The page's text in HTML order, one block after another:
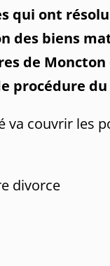
qui ont
des biens
de
procédure
va couvrir les
divorce